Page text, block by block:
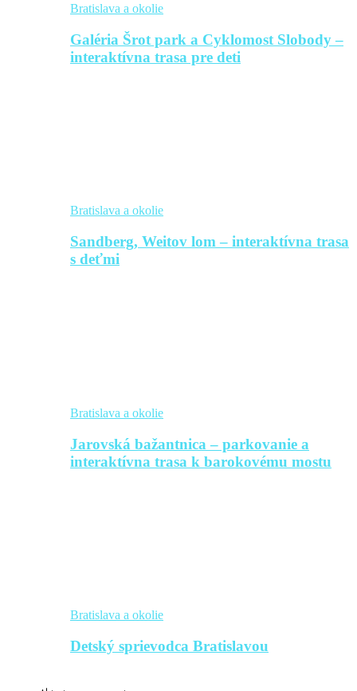
Bratislava a okolie
Galéria Šrot park a Cyklomost Slobody –
interaktívna trasa pre deti
Bratislava a okolie
Sandberg, Weitov lom – interaktívna trasa
s deťmi
Bratislava a okolie
Jarovská bažantnica – parkovanie a
interaktívna trasa k barokovému mostu
Bratislava a okolie
Detský sprievodca Bratislavou